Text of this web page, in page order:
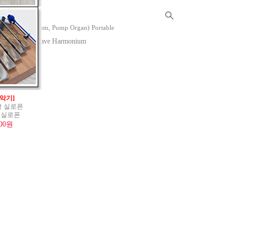
신규입고]
움(Harmonium, Pump Organ) Portable
3.5 octave Harmonium
F6
원
기]
실로폰
로폰
원